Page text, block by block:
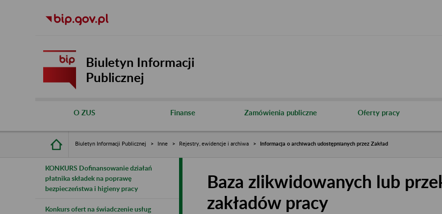
Biuletyn Informacji
Publicznej
O ZUS Finanse Zamówienia publiczne Oferty pracy
Biuletyn Informacji Publicznej Inne Rejestry, ewidencje i archiwa Informacja o archiwach udostępnianych przez Zakład
KONKURS Dofinansowanie działań
płatnika składek na poprawę
bezpieczeństwa i higieny pracy
Konkurs ofert na świadczenie usług
Baza zlikwidowanych lub
zakładów pracy